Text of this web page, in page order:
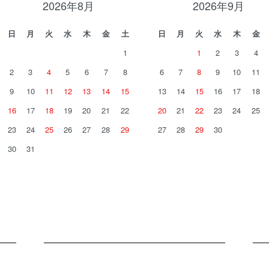
2026年8月
日 月 火 水 木 金
土
1
2
3 4 5 6 7
8
9
10 11 12 13 14
15
16
17 18 19 20 21
22
23
24 25 26 27 28
29
30
31
2026年9月
日 月 火 水 木 金
1
2 3 4
6
7 8 9 10 11
13
14 15 16 17 18
20
21 22 23 24 25
27
28 29 30